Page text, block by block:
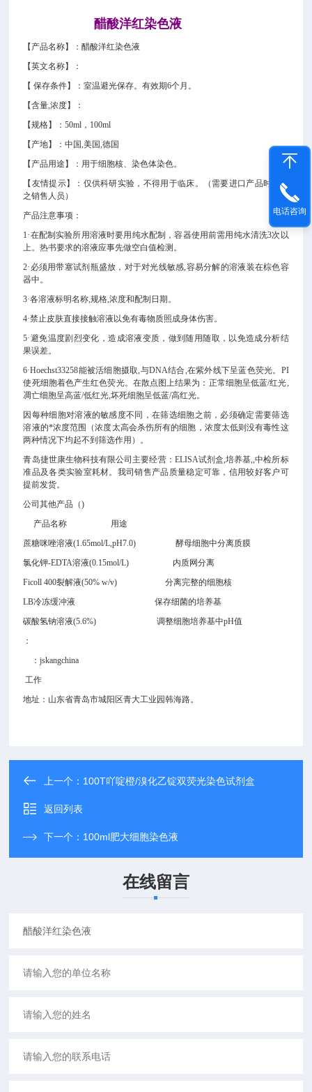
醋酸洋红染色液
【产品名称】：醋酸洋红染色液
【英文名称】：
【 保存条件】
：室温避光保存。有效期6个月。
【含量,浓度】：
【规格】：50ml，100ml
【产地】：中国,美国,德国
【产品用途】： 用于细胞核、染色体染色。
【友情提示】：仅供科研实验，不得用于临床。（需要进口产品时请告
之销售人员）
产品注意事项：
1·在配制实验所用溶液时要用纯水配制，容器使用前需用纯水清洗3次以
上。热书要求的溶液应事先做空白值检测。
2· 必须用带塞试剂瓶盛放，对于对光线敏感,容易分解的溶液装在棕色容
器中。
3·各溶液标明名称,规格,浓度和配制日期。
4·禁止皮肤直接接触溶液以免有毒物质照成身体伤害。
5·避免温度剧烈变化，造成溶液变质，做到随用随取，以免造成分析结
果误差。
6·Hoechst33258能被活细胞摄取,与DNA结合,在紫外线下呈蓝色荧光。PI
使死细胞着色产生红色荧光。在散点图上结果为：正常细胞呈低蓝/红光,
凋亡细胞呈高蓝/低红光,坏死细胞呈低蓝/高红光。
因每种细胞对溶液的敏感度不同，在筛选细胞之前，必须确定需要筛选
溶液的*浓度范围（浓度太高会杀伤所有的细胞，浓度太低则没有毒性这
两种情况下均起不到筛选作用）。
青岛捷世康生物科技有限公司主要经营：ELISA试剂盒,培养基,,中检所标
准品及各类实验室耗材。我司销售产品质量稳定可靠，信用较好客户可
提前发货。
公司其他产品（)
产品名称 用途
蔗糖咪唑溶液(1.65mol/L,pH7.0)
酵母细胞中分离质膜
氯化钾-EDTA溶液(0.15mol/L)
内质网分离
Ficoll 400裂解液(50% w/v)
分离完整的细胞核
LB冷冻缓冲液
保存细菌的培养基
碳酸氢钠溶液(5.6%) 调整细胞培养基中pH值
：
：jskangchina
工作
地址：山东省青岛市城阳区青大工业园韩海路。
上一个： 100T吖啶橙/溴化乙锭双荧光染色试剂盒
返回列表
下一个： 100ml肥大细胞染色液
在线留言
电话咨询